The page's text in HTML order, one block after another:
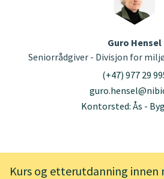
Guro Hensel
Seniorrådgiver - Divisjon for
(+47) 977 29
Kontorsted: Ås -
Kurs og etterutdanning innen